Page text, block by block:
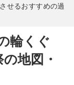
せるおすすめの過
輪くぐ
地図・